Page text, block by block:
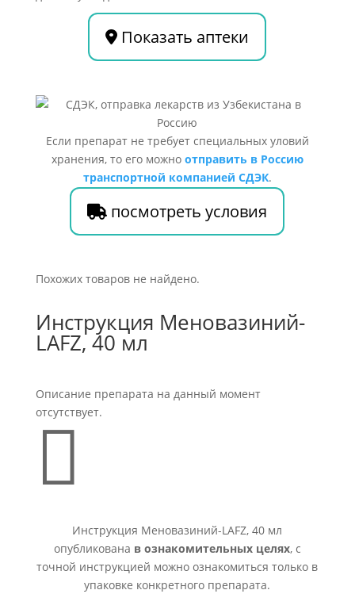
Показать аптеки
Если препарат не требует специальных уловий
хранения, то его можно отправить в Россию
транспортной компанией СДЭК.
посмотреть условия
Похожих товаров не найдено.
Инструкция Меновазиний-
LAFZ, 40 мл
Описание препарата на данный момент
отсутствует.

Инструкция Меновазиний-LAFZ, 40 мл
опубликована в ознакомительных целях, с
точной инструкцией можно ознакомиться только в
упаковке конкретного препарата.